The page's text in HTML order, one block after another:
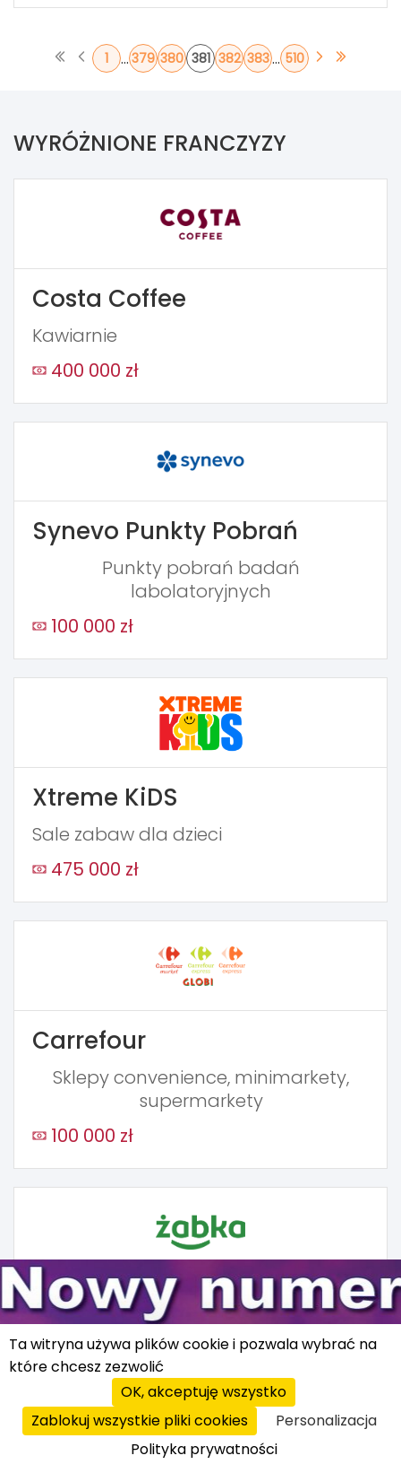
1 ... 379 380 381 382 383... 510
WYRÓŻNIONE FRANCZYZY
Costa Coffee
Kawiarnie
400 000 zł
Synevo Punkty Pobrań
Punkty pobrań badań
labolatoryjnych
100 000 zł
Xtreme KiDS
Sale zabaw dla dzieci
475 000 zł
Carrefour
Sklepy convenience, minimarkety,
supermarkety
100 000 zł
Żabka
Sklepy typu convenience
5 000 zł
Ta witryna używa plików cookie i pozwala wybrać na
które chcesz zezwolić
OK, akceptuję wszystko
Zablokuj wszystkie pliki cookies
Personalizacja
Polityka prywatności